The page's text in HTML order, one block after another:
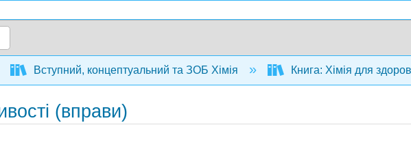
hierarchy
Вступний, концептуальний та ЗОБ Хімія Книга: Хімія для
(вправи)